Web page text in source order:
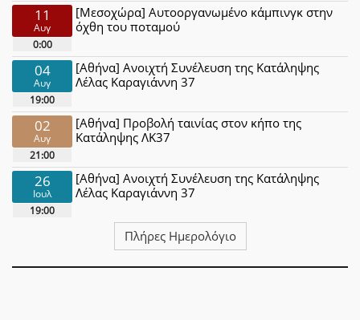
11
Αυγ
0:00
[Μεσοχώρα] Αυτοοργανωμένο κάμπινγκ στην
όχθη του ποταμού
04
Αυγ
19:00
[Αθήνα] Ανοιχτή Συνέλευση της Κατάληψης
Λέλας Καραγιάννη 37
02
Αυγ
21:00
[Αθήνα] Προβολή ταινίας στον κήπο της
Κατάληψης ΛΚ37
26
Ιουλ
19:00
[Αθήνα] Ανοιχτή Συνέλευση της Κατάληψης
Λέλας Καραγιάννη 37
Πλήρες Ημερολόγιο